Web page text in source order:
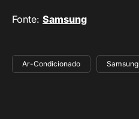
Fonte: Samsung
Ar-Condicionado Samsung